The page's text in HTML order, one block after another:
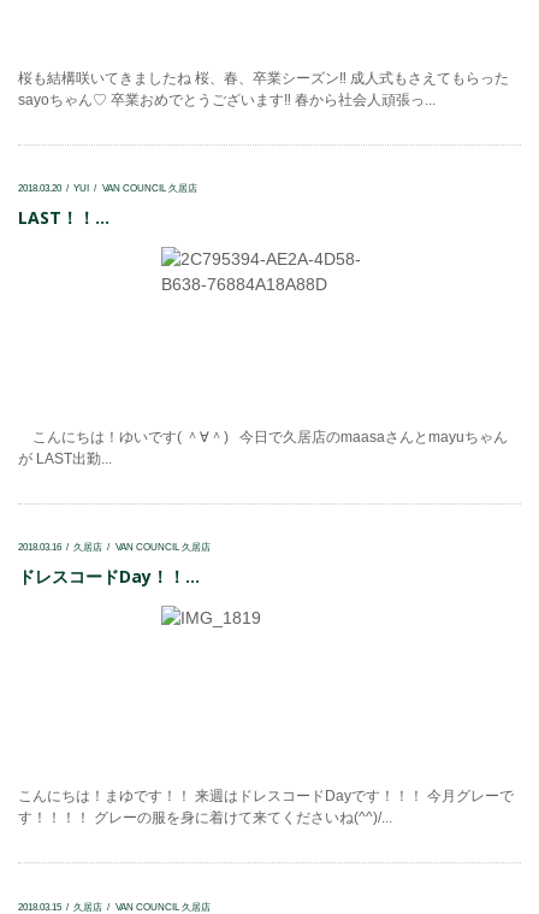
桜も結構咲いてきましたね 桜、春、卒業シーズン‼ 成人式もさえてもらった
sayoちゃん♡ 卒業おめでとうございます‼ 春から社会人頑張っ...
2018.03.20 YUI VAN COUNCIL 久居店
LAST！！...
こんにちは！ゆいです( ＾∀＾) 今日で久居店のmaasaさんとmayuちゃん
が LAST出勤...
2018.03.16 久居店 VAN COUNCIL 久居店
ドレスコードDay！！...
こんにちは！まゆです！！ 来週はドレスコードDayです！！！ 今月グレーで
す！！！！ グレーの服を身に着けて来てくださいね(^^)/...
2018.03.15 久居店 VAN COUNCIL 久居店